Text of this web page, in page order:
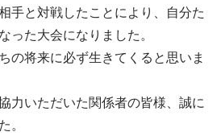
手と対戦したことにより、自分た
った大会になりました。
の将来に必ず生きてくると思いま
力いただいた関係者の皆様、誠に
。